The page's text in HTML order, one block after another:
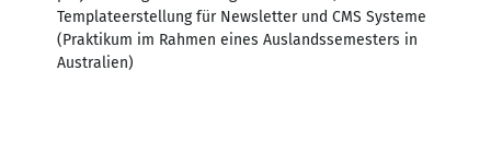
Templateerstellung für Newsletter und CMS Systeme
(Praktikum im Rahmen eines Auslandssemesters in
Australien)